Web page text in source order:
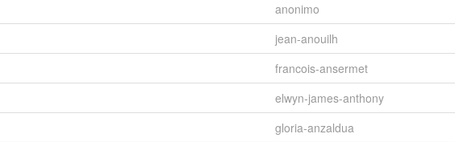
anonimo
jean-anouilh
francois-ansermet
elwyn-james-anthony
gloria-anzaldua